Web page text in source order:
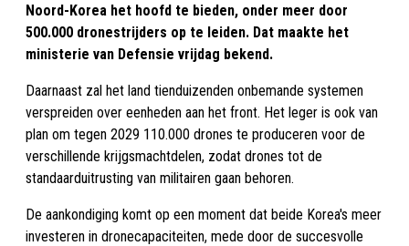
Noord-Korea het hoofd te bieden, onder meer door
500.000 dronestrijders op te leiden. Dat maakte het
ministerie van Defensie vrijdag bekend.
Daarnaast zal het land tienduizenden onbemande systemen
verspreiden over eenheden aan het front. Het leger is ook van
plan om tegen 2029 110.000 drones te produceren voor de
verschillende krijgsmachtdelen, zodat drones tot de
standaarduitrusting van militairen gaan behoren.
De aankondiging komt op een moment dat beide Korea's meer
investeren in dronecapaciteiten, mede door de succesvolle